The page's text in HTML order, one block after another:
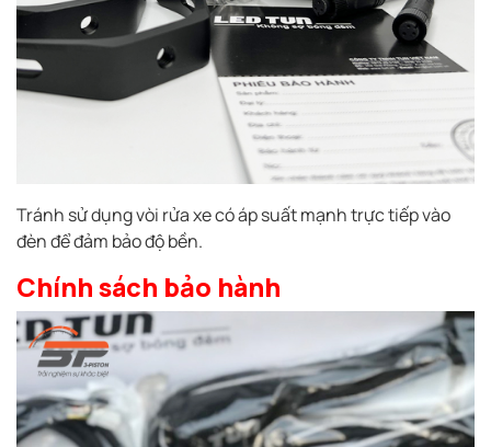
Tránh sử dụng vòi rửa xe có áp suất mạnh trực tiếp vào
đèn để đảm bảo độ bền.
Chính sách bảo hành